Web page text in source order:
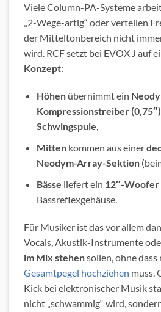
Viele Column-PA-Systeme
„2-Wege-artig“ oder verteilen
der Mitteltonbereich nicht
wird. RCF setzt bei EVOX J auf
Konzept:
Höhenübernimmt ein
Kompressionstreiber
Schwingspule,
Mittenkommen aus einer
Neodym-Array-Sektion
Bässe liefert ein 12″-Woofer
Bassreflexgehäuse.
Für Musiker ist das vor allem
Vocals, Akustik-Instrumente
im Mix stehensollen, ohne dass
Gesamtpegel hochziehen muss.
Kick bei elektronischer Musik
nicht „schwammig“ wird,